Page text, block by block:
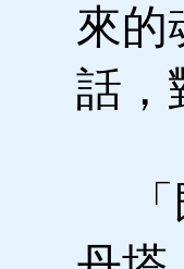
來的
話，
「